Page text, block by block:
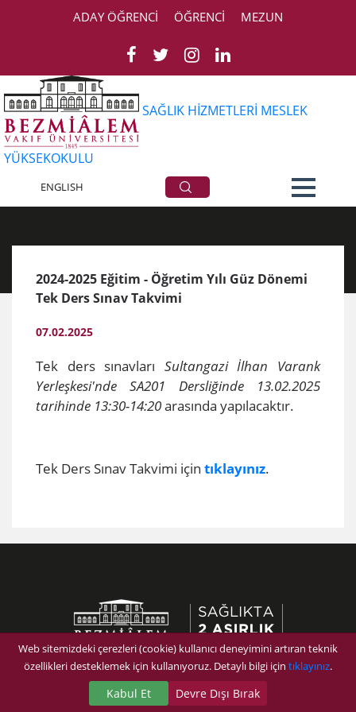
ADAY ÖĞRENCİ ÖĞRENCİ MEZUN
SAĞLIK HİZMETLERİ MESLEK
YÜKSEKOKULU
ENGLISH
2024-2025 Eğitim - Öğretim Yılı Güz Dönemi
Tek Ders Sınav Takvimi
07.02.2025
Tek ders sınavları Sultangazi İlhan Varank
Yerleşkesi'nde SA201 Dersliğinde 13.02.2025
tarihinde 13:30-14:20arasında yapılacaktır.
Tek Ders Sınav Takvimi için tıklayınız.
Web sitemizdeki çerezleri (cookie) kullanıcı deneyimini artıran teknik
özellikleri desteklemek için kullanıyoruz. Detaylı bilgi için tıklayınız.
Kabul Et Devre Dışı Bırak